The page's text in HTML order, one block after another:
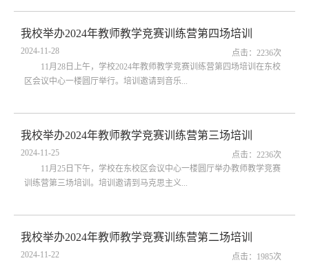
我校举办2024年教师教学竞赛训练营第四场培训
2024-11-28 点击： 2236次
11月28日上午，学校2024年教师教学竞赛训练营第四场培训在东校
区会议中心一楼圆厅举行。培训邀请到音乐...
我校举办2024年教师教学竞赛训练营第三场培训
2024-11-25 点击： 2236次
11月25日下午，学校在东校区会议中心一楼圆厅举办教师教学竞赛
训练营第三场培训。培训邀请到马克思主义...
我校举办2024年教师教学竞赛训练营第二场培训
2024-11-22 点击： 1985次